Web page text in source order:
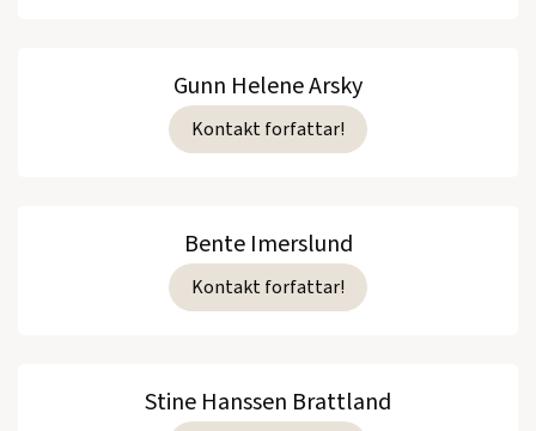
Gunn Helene Arsky
Kontakt forfattar!
Bente Imerslund
Kontakt forfattar!
Stine Hanssen Brattland